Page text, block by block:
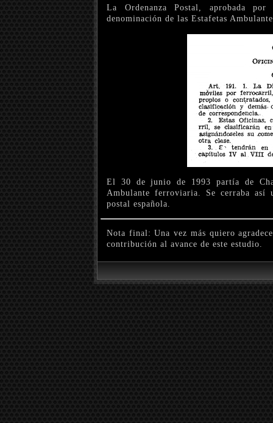
La Ordenanza Postal, aprobada
denominación de las Estafetas
El 30 de junio de 1993 partía de
Ambulante ferroviaria. Se cerraba así
postal española.
Nota final: Una vez más quiero
contribución al avance de este estudio.